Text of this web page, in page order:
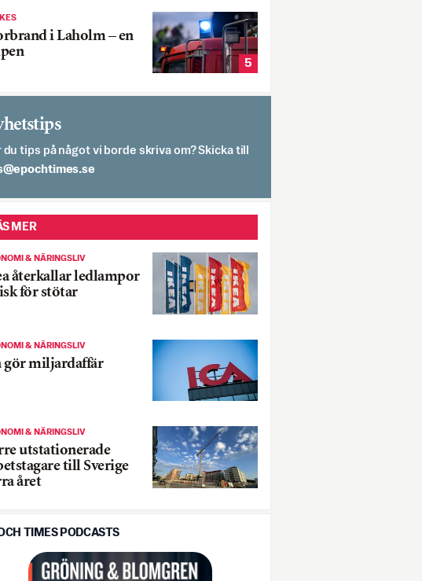
i Laholm – en
5
du tips på något vi borde skriva om? Skicka till
MER
& NÄRINGSLIV
återkallar ledlampor
för stötar
& NÄRINGSLIV
gör miljardaffär
& NÄRINGSLIV
utstationerade
till Sverige
året
TIMES PODCASTS